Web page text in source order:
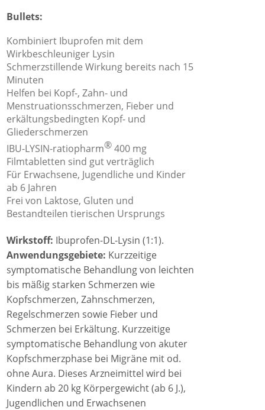
Bullets:
Kombiniert Ibuprofen mit dem
Wirkbeschleuniger Lysin
Schmerzstillende Wirkung bereits nach 15
Minuten
Helfen bei Kopf-, Zahn- und
Menstruationsschmerzen, Fieber und
erkältungsbedingten Kopf- und
Gliederschmerzen
IBU-LYSIN-ratiopharm®400 mg
Filmtabletten sind gut verträglich
Für Erwachsene, Jugendliche und Kinder
ab 6 Jahren
Frei von Laktose, Gluten und
Bestandteilen tierischen Ursprungs
Wirkstoff: Ibuprofen-DL-Lysin (1:1).
Anwendungsgebiete: Kurzzeitige
symptomatische Behandlung von leichten
bis mäßig starken Schmerzen wie
Kopfschmerzen, Zahnschmerzen,
Regelschmerzen sowie Fieber und
Schmerzen bei Erkältung. Kurzzeitige
symptomatische Behandlung von akuter
Kopfschmerzphase bei Migräne mit od.
ohne Aura. Dieses Arzneimittel wird bei
Kindern ab 20 kg Körpergewicht (ab 6 J.),
Jugendlichen und Erwachsenen